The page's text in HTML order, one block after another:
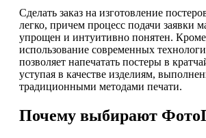
Сделать заказ на изготовление
легко, причем процесс подачи заявки
упрощен и интуитивно понятен. Кроме
использование современных
позволяет напечатать постеры в
уступая в качестве изделиям,
традиционными методами печати.
Почему выбирают